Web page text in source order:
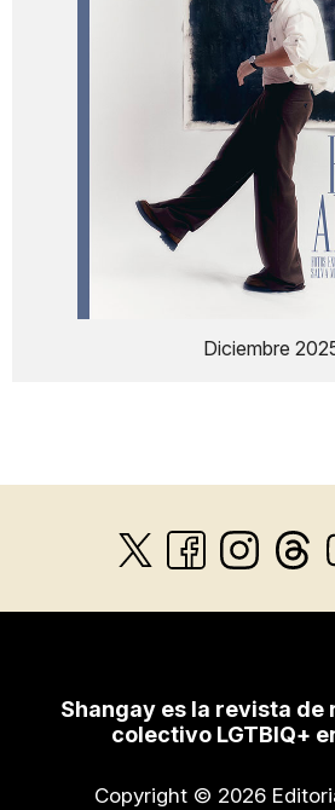
Diciembre
Shangay es la revista de
colectivo LGTBIQ+
Copyright © 2026